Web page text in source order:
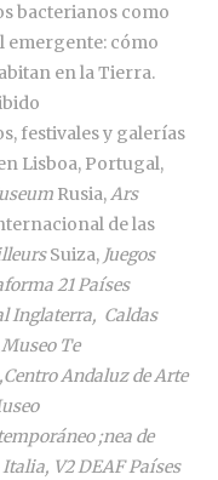
bacterianos como
emergente: cómo
en la Tierra.
festivales y galerías
Lisboa, Portugal,
Rusia,Ars
de las
Suiza, Juegos
21Países
Inglaterra, Caldas
Museo Te
Centro Andaluz de Arte
;nea de
Italia, V2 DEAFPaíses